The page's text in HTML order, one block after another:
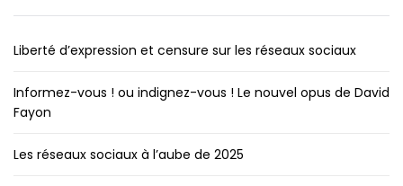
Liberté d’expression et censure sur les réseaux sociaux
Informez-vous ! ou indignez-vous ! Le nouvel opus de David
Fayon
Les réseaux sociaux à l’aube de 2025